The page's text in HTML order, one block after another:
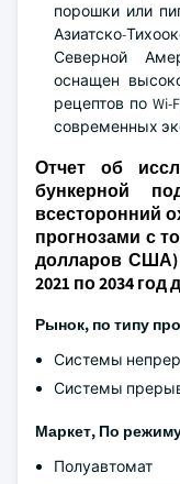
порошки или
Азиатско-
Северной
оснащен
рецептов по Wi-
современных
Отчет об
бункерной
всесторонний
прогнозами с
долларов США)
2021 по 2034
Рынок, по типу
Системы
Системы
Маркет, По
Полуавтомат